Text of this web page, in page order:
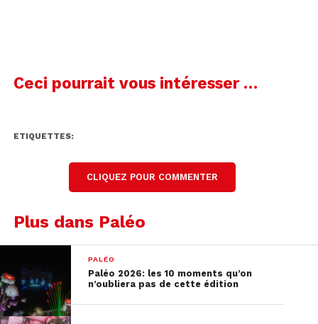
Ceci pourrait vous intéresser …
ETIQUETTES:
CLIQUEZ POUR COMMENTER
Plus dans Paléo
PALÉO
Paléo 2026: les 10 moments qu’on
n’oubliera pas de cette édition